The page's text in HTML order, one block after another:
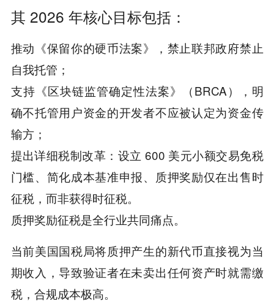
其 2026 年核心目标包括：
推动《保留你的硬币法案》，禁止联邦政府禁止
自我托管；
支持《区块链监管确定性法案》（BRCA），明
确不托管用户资金的开发者不应被认定为资金传
输方；
提出详细税制改革：设立 600 美元小额交易免税
门槛、简化成本基准申报、质押奖励仅在出售时
征税，而非获得时征税。
质押奖励征税是全行业共同痛点。
当前美国国税局将质押产生的新代币直接视为当
期收入，导致验证者在未卖出任何资产时就需缴
税，合规成本极高。